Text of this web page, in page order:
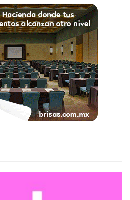
sus huéspedes se
conducirá a una
en áreas como la fijación
de Terrapay, dice que las
con las tecnologías
del efecto secundario en sus
de pago
en tiempo real,
micro nivel son lo que